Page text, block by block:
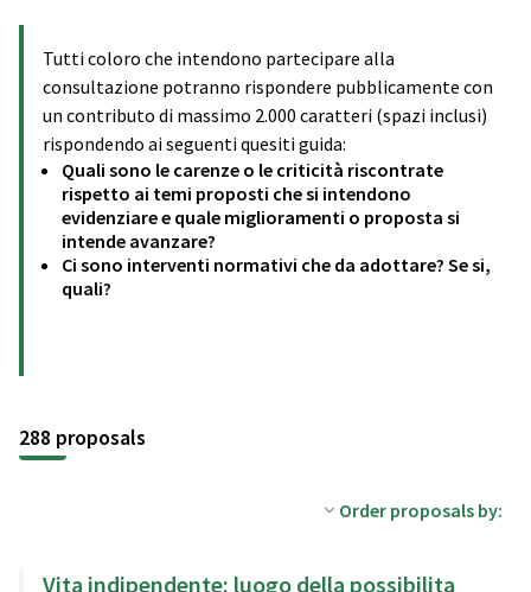
Tutti coloro che intendono partecipare alla
consultazione potranno rispondere pubblicamente con
un contributo di massimo 2.000 caratteri (spazi inclusi)
rispondendo ai seguenti quesiti guida:
Quali sono le carenze o le criticità riscontrate
rispetto ai temi proposti che si intendono
evidenziare e quale miglioramenti o proposta si
intende avanzare?
Ci sono interventi normativi che da adottare? Se si,
quali?
288 proposals
Order proposals by:
Vita indipendente: luogo della possibilita